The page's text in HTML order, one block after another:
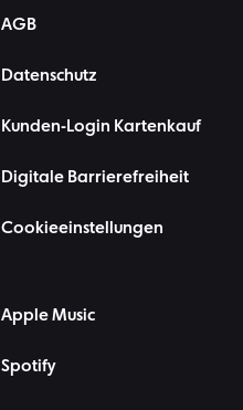
AGB
Datenschutz
Kunden-Login Kartenkauf
Digitale Barrierefreiheit
Cookieeinstellungen
Apple Music
Spotify